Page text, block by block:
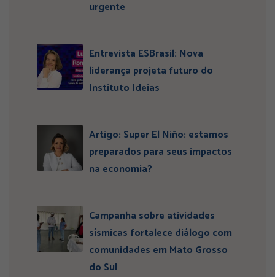
urgente
Entrevista ESBrasil: Nova
liderança projeta futuro do
Instituto Ideias
Artigo: Super El Niño: estamos
preparados para seus impactos
na economia?
Campanha sobre atividades
sísmicas fortalece diálogo com
comunidades em Mato Grosso
do Sul